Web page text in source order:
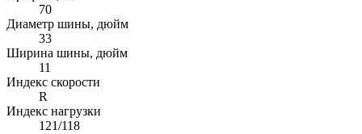
70
Диаметр шины, дюйм
33
Ширина шины, дюйм
11
Индекс скорости
R
Индекс нагрузки
121/118